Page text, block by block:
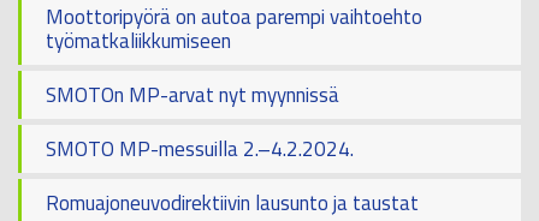
Moottoripyörä on autoa parempi vaihtoehto
työmatkaliikkumiseen
SMOTOn MP-arvat nyt myynnissä
SMOTO MP-messuilla 2.–4.2.2024.
Romuajoneuvodirektiivin lausunto ja taustat